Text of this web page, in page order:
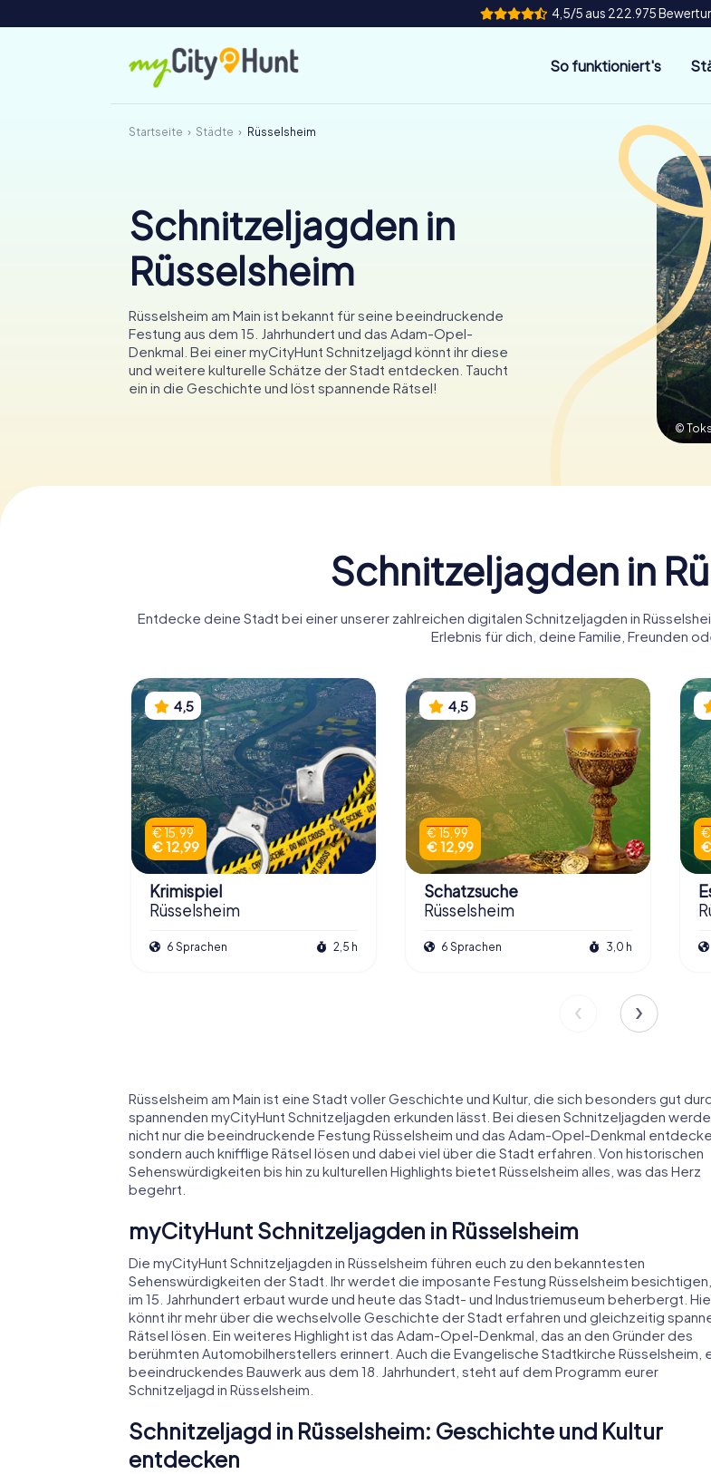
4,5/5 aus 222.975
So funktioniert's
Startseite Städte Rüsselsheim
Schnitzeljagden in
Rüsselsheim
Rüsselsheim am Main ist bekannt für seine beeindruckende
Festung aus dem 15. Jahrhundert und das Adam-Opel-
Denkmal. Bei einer myCityHunt Schnitzeljagd könnt ihr diese
und weitere kulturelle Schätze der Stadt entdecken. Taucht
ein in die Geschichte und löst spannende Rätsel!
©
Schnitzeljagden in
Entdecke deine Stadt bei einer unserer zahlreichen digitalen Schnitzeljagden in
Erlebnis für dich, deine Familie, Freunden
4,5
€ 15,99
€ 12,99
Krimispiel
Rüsselsheim
6 Sprachen 2,5 h
4,5
€ 15,99
€ 12,99
Schatzsuche
Rüsselsheim
6 Sprachen 3,0 h
€
Rüsselsheim am Main ist eine Stadt voller Geschichte und Kultur, die sich besonders gut
spannenden myCityHunt Schnitzeljagden erkunden lässt. Bei diesen Schnitzeljagden
nicht nur die beeindruckende Festung Rüsselsheim und das Adam-Opel-Denkmal
sondern auch knifflige Rätsel lösen und dabei viel über die Stadt erfahren. Von historischen
Sehenswürdigkeiten bis hin zu kulturellen Highlights bietet Rüsselsheim alles, was das Herz
begehrt.
myCityHunt Schnitzeljagden in Rüsselsheim
Die myCityHunt Schnitzeljagden in Rüsselsheim führen euch zu den bekanntesten
Sehenswürdigkeiten der Stadt. Ihr werdet die imposante Festung Rüsselsheim
im 15. Jahrhundert erbaut wurde und heute das Stadt- und Industriemuseum beherbergt.
könnt ihr mehr über die wechselvolle Geschichte der Stadt erfahren und gleichzeitig
Rätsel lösen. Ein weiteres Highlight ist das Adam-Opel-Denkmal, das an den Gründer des
berühmten Automobilherstellers erinnert. Auch die Evangelische Stadtkirche Rüsselsheim,
beeindruckendes Bauwerk aus dem 18. Jahrhundert, steht auf dem Programm eurer
Schnitzeljagd in Rüsselsheim.
Schnitzeljagd in Rüsselsheim: Geschichte und Kultur
entdecken